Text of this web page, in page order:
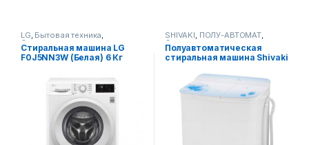
LG, Бытовая техника,
Стиральные машины
Стиральная машина LG
F0J5NN3W (Белая) 6 Кг
SHIVAKI, ПОЛУ-АВТОМАТ,
Стиральные машины
Полуавтоматическая
стиральная машина Shivaki